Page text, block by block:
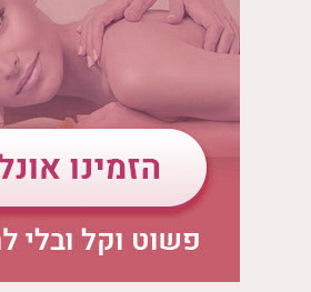
08:30 - 18:00
יום שלישי
08:30 - 18:00
08:30 - 18:00
08:30 - 18:00
08:30 - 18:00
נאות גולף, שדרות רוטשילד